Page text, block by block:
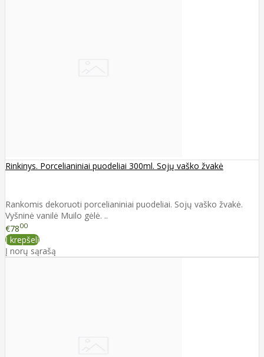
Rinkinys. Porcelianiniai puodeliai 300ml. Sojų vaško žvakė
Rankomis dekoruoti porcelianiniai puodeliai. Sojų vaško žvakė.
Vyšninė vanilė Muilo gėlė. ..
€7800
Į krepšelį
Į norų sąrašą